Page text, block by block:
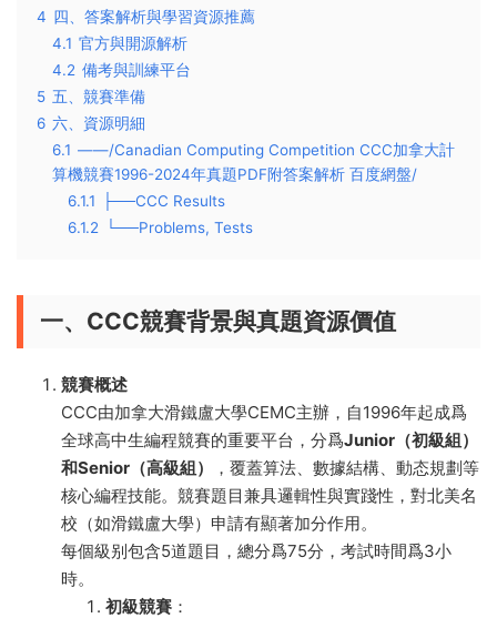
4 四、答案解析與學習資源推薦
4.1 官方與開源解析
4.2 備考與訓練平台
5 五、競賽準備
6 六、資源明細
6.1 ——/Canadian Computing Competition CCC加拿大計
算機競賽1996-2024年真題PDF附答案解析 百度網盤/
6.1.1
├──CCC Results
6.1.2
└──Problems, Tests
一、CCC競賽背景與真題資源價值
競賽概述
CCC由加拿大滑鐵盧大學CEMC主辦，自1996年起成爲
全球高中生編程競賽的重要平台，分爲Junior（初級組）
和Senior（高級組）
，覆蓋算法、數據結構、動态規劃等
核心編程技能。競賽題目兼具邏輯性與實踐性，對北美名
校（如滑鐵盧大學）申請有顯著加分作用。
每個級别包含5道題目，總分爲75分，考試時間爲3小
時。
初級競賽 ：